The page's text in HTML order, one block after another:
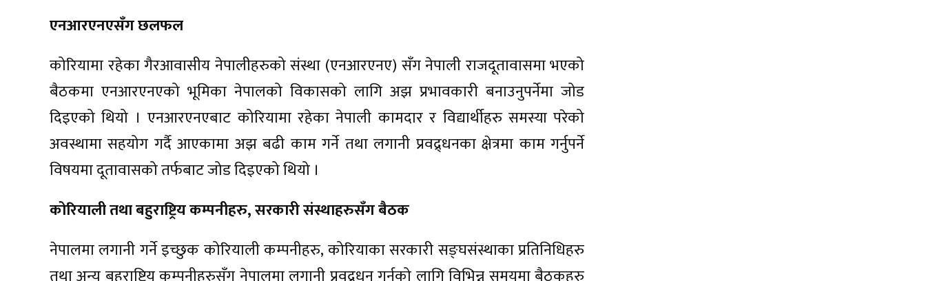
एनआरएनएसँग छलफल
कोरियामा रहेका गैरआवासीय नेपालीहरुको संस्था (एनआरएनए) सँग नेपाली राजदूतावासमा भएको
बैठकमा एनआरएनएको भूमिका नेपालको विकासको लागि अझ प्रभावकारी बनाउनुपर्नेमा जोड
दिइएको थियो । एनआरएनएबाट कोरियामा रहेका नेपाली कामदार र विद्यार्थीहरु समस्या परेको
अवस्थामा सहयोग गर्दै आएकामा अझ बढी काम गर्ने तथा लगानी प्रवद्र्धनका क्षेत्रमा काम गर्नुपर्ने
विषयमा दूतावासको तर्फबाट जोड दिइएको थियो ।
कोरियाली तथा बहुराष्ट्रिय कम्पनीहरु, सरकारी संस्थाहरुसँग बैठक
नेपालमा लगानी गर्ने इच्छुक कोरियाली कम्पनीहरु, कोरियाका सरकारी सङ्घसंस्थाका प्रतिनिधिहरु